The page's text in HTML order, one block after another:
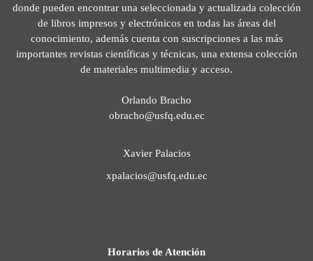
donde pueden encontrar una seleccionada y actualizada colección
de libros impresos y electrónicos en todas las áreas del
conocimiento, además cuenta con suscripciones a las más
importantes revistas científicas y técnicas, una extensa colección
de materiales multimedia y acceso.
Orlando Bracho
obracho@usfq.edu.ec
Xavier Palacios
xpalacios@usfq.edu.ec
Horarios de Atención